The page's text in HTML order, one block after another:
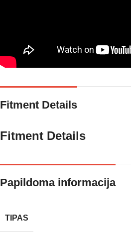
Fitment Details
Fitment Details
Papildoma informacija
TIPAS